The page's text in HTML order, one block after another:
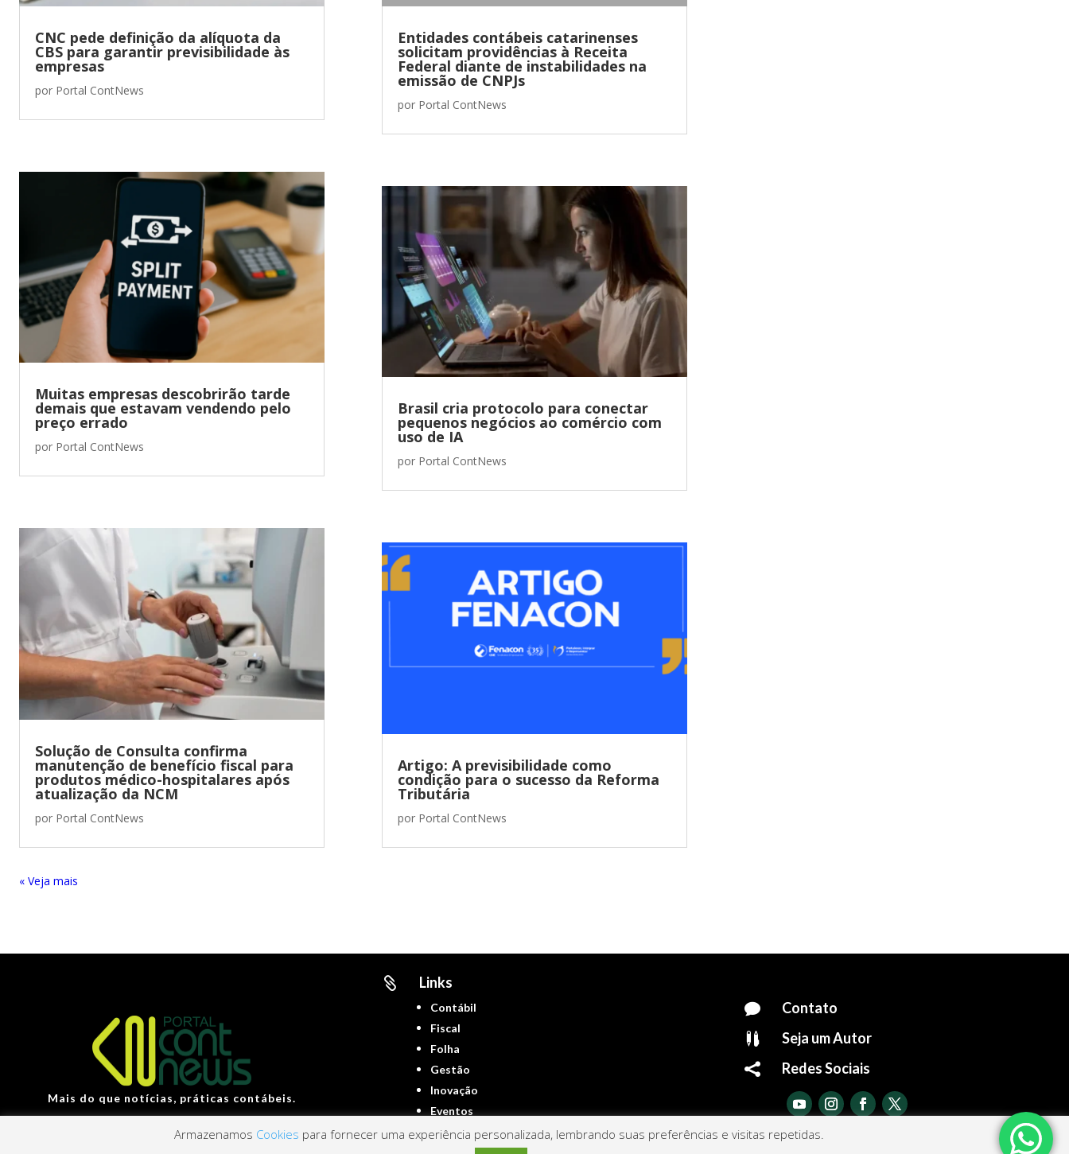
CNC pede definição da alíquota da
CBS para garantir previsibilidade às
empresas
por Portal ContNews
Muitas empresas descobrirão tarde
demais que estavam vendendo pelo
preço errado
por Portal ContNews
Solução de Consulta confirma
manutenção de benefício fiscal para
produtos médico-hospitalares após
atualização da NCM
por Portal ContNews
Entidades contábeis catarinenses
solicitam providências à Receita
Federal diante de instabilidades na
emissão de CNPJs
por Portal ContNews
Brasil cria protocolo para conectar
pequenos negócios ao comércio com
uso de IA
por Portal ContNews
Artigo: A previsibilidade como
condição para o sucesso da Reforma
Tributária
por Portal ContNews
« Entradas Antigas
Mais do que notícias, práticas contábeis.
 Links
Contábil
Fiscal
Folha
Gestão
Inovação
Eventos
 Contato
 Seja um Autor
 Redes Sociais
Armazenamos Cookies para fornecer uma experiência personalizada, lembrando suas preferências e visitas repetidas.